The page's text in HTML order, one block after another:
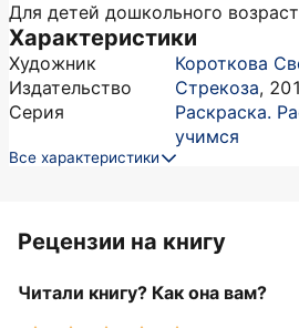
Для детей дошкольного
Характеристики
Художник
Короткова
Издательство
Стрекоза,
Серия
Раскраска.
учимся
Все характеристики
Рецензии на книгу
Читали книгу? Как она вам?